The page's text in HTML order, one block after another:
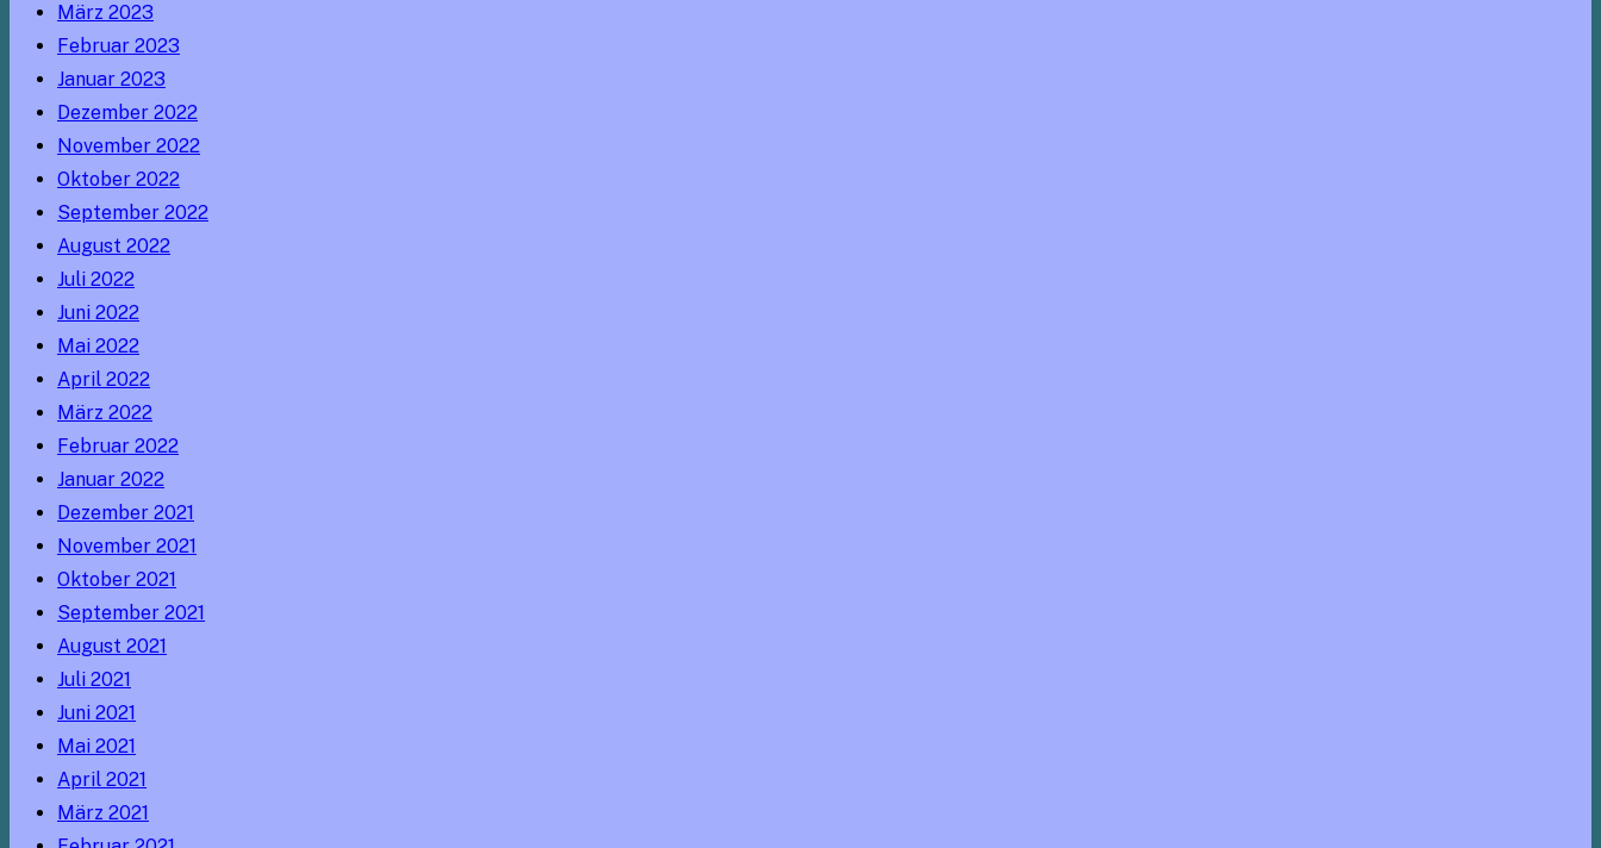
März 2023
Februar 2023
Januar 2023
Dezember 2022
November 2022
Oktober 2022
September 2022
August 2022
Juli 2022
Juni 2022
Mai 2022
April 2022
März 2022
Februar 2022
Januar 2022
Dezember 2021
November 2021
Oktober 2021
September 2021
August 2021
Juli 2021
Juni 2021
Mai 2021
April 2021
März 2021